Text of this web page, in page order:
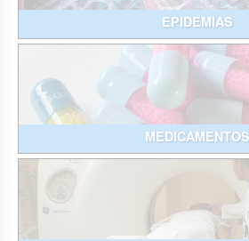
EPIDEMIAS
MEDICAMENTOS